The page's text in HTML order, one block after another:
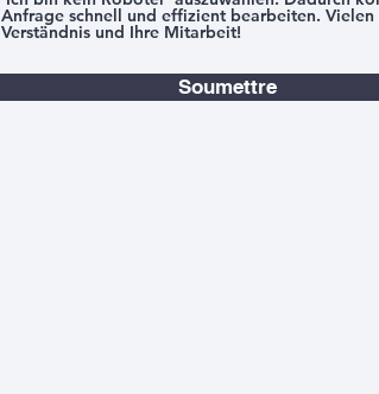
Anfrage schnell und effizient bearbeiten.
Verständnis und Ihre Mitarbeit!
Soumettre